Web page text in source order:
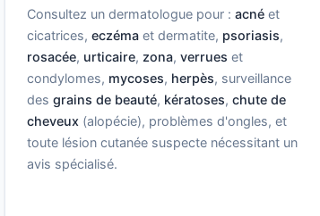
Consultez un dermatologue pour :acné et
cicatrices,eczéma et dermatite, psoriasis,
rosacée, urticaire, zona,verrues et
condylomes, mycoses, herpès, surveillance
desgrains de beauté, kératoses,chute de
cheveux (alopécie), problèmes d'ongles, et
toute lésion cutanée suspecte nécessitant un
avis spécialisé.